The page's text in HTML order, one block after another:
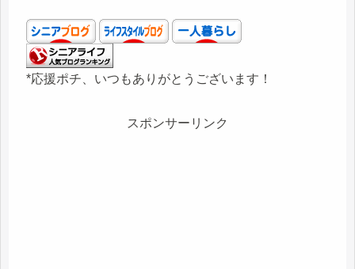
*応援ポチ、いつもありがとうございます！
スポンサーリンク